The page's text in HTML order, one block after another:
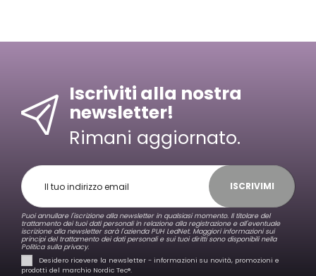
Iscriviti alla nostra
newsletter!
Rimani aggiornato.
ISCRIVIMI
Puoi annullare l'iscrizione alla newsletter in qualsiasi momento. Il titolare del
trattamento dei tuoi dati personali in relazione alla registrazione e all'eventuale
iscrizione alla newsletter sarà l'azienda PUH LedNet. Maggiori informazioni sui
principi del trattamento dei dati personali e sui tuoi diritti sono disponibili nella
Politica sulla privacy.
Desidero ricevere la newsletter - informazioni su novità, promozioni e
prodotti del marchio Nordic Tec®️.